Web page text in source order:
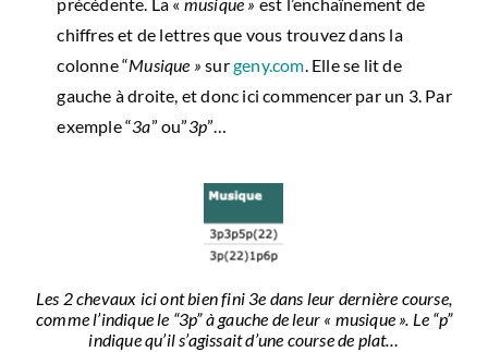
précédente. La « musique » est l’enchaînement de
chiffres et de lettres que vous trouvez dans la
colonne “Musique » surgeny.com. Elle se lit de
gauche à droite, et donc ici commencer par un 3. Par
exemple “3a” ou”3p”…
Les 2 chevaux ici ont bien fini 3e dans leur dernière course,
comme l’indique le “3p” à gauche de leur « musique ». Le “p”
indique qu’il s’agissait d’une course de plat…